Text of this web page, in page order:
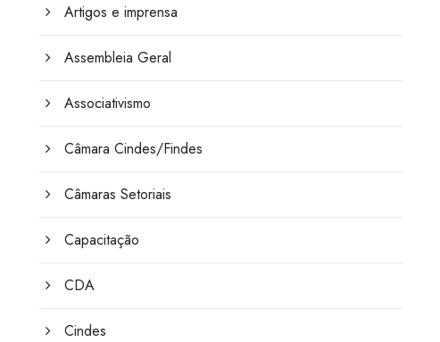
Artigos e imprensa
Assembleia Geral
Associativismo
Câmara Cindes/Findes
Câmaras Setoriais
Capacitação
CDA
Cindes